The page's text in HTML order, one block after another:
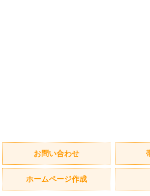
お問い合わせ
ホームページ作成